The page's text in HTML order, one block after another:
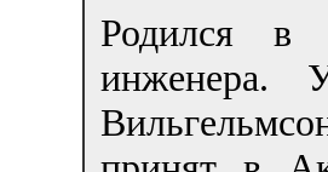
Родился в
инженера.